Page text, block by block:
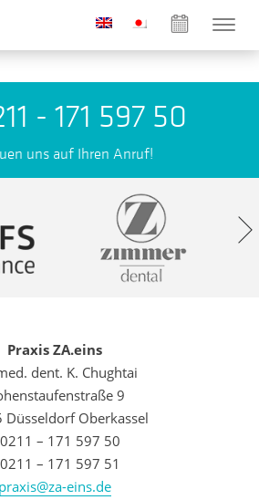
- 171 597 50
uns auf Ihren Anruf!
Praxis ZA.eins
dent. K. Chughtai
9
Düsseldorf Oberkassel
– 171 597 50
– 171 597 51
praxis@za-eins.de